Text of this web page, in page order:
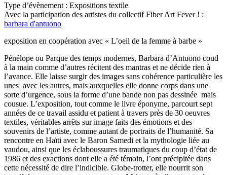
Type d’évènement : Expositions textile
Avec la participation des artistes du collectif Fiber Art Fever ! :
barbara d'antuono
exposition en coopération avec « L’oeil de la femme à barbe »
Pénélope ou Parque des temps modernes, Barbara d’Antuono coud
à la main comme d’autres récitent des mantras et ne décide rien à
l’avance. Elle laisse surgir des images sans cohérence particulière les
unes avec les autres, mais auxquelles elle donne corps dans une
sorte d’urgence, sous la forme d’une bande non pas dessinée mais
cousue. L’exposition, tout comme le livre éponyme, parcourt sept
années de ce travail assidu et patient à travers près de 30 oeuvres
textiles, véritables arrêts sur image faits des émotions et des
souvenirs de l’artiste, comme autant de portraits de l’humanité. Sa
rencontre en Haïti avec le Baron Samedi et la mythologie liée au
vaudou, ainsi que les éclaboussures traumatiques du coup d’état de
1986 et des exactions dont elle a été témoin, l’ont précipitée dans
cette nécessité de dire l’indicible. Globe-trotter, elle nourrit son